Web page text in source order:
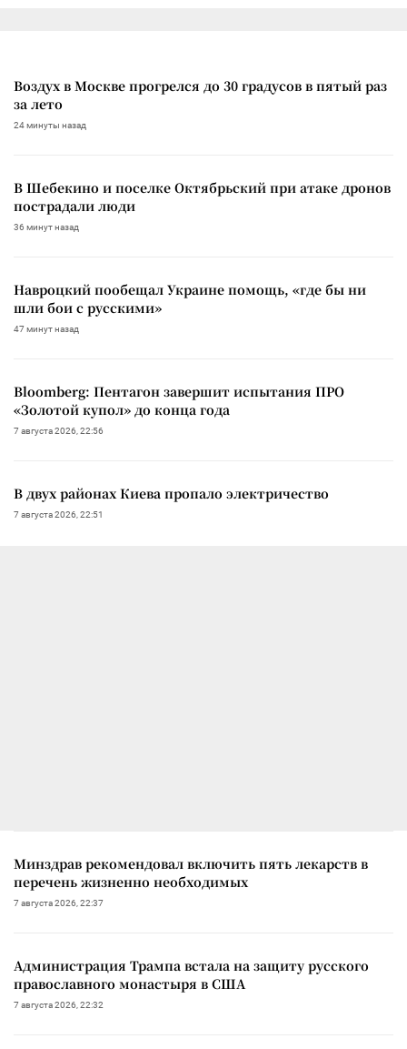
Воздух в Москве прогрелся до 30 градусов в пятый раз
за лето
24 минуты назад
В Шебекино и поселке Октябрьский при атаке дронов
пострадали люди
36 минут назад
Навроцкий пообещал Украине помощь, «где бы ни
шли бои с русскими»
47 минут назад
Bloomberg: Пентагон завершит испытания ПРО
«Золотой купол» до конца года
7 августа 2026, 22:56
В двух районах Киева пропало электричество
7 августа 2026, 22:51
Минздрав рекомендовал включить пять лекарств в
перечень жизненно необходимых
7 августа 2026, 22:37
Администрация Трампа встала на защиту русского
православного монастыря в США
7 августа 2026, 22:32